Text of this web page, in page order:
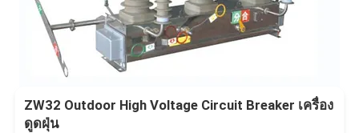
ZW32 Outdoor High Voltage Circuit Breaker เครื่อง
ดูดฝุ่น